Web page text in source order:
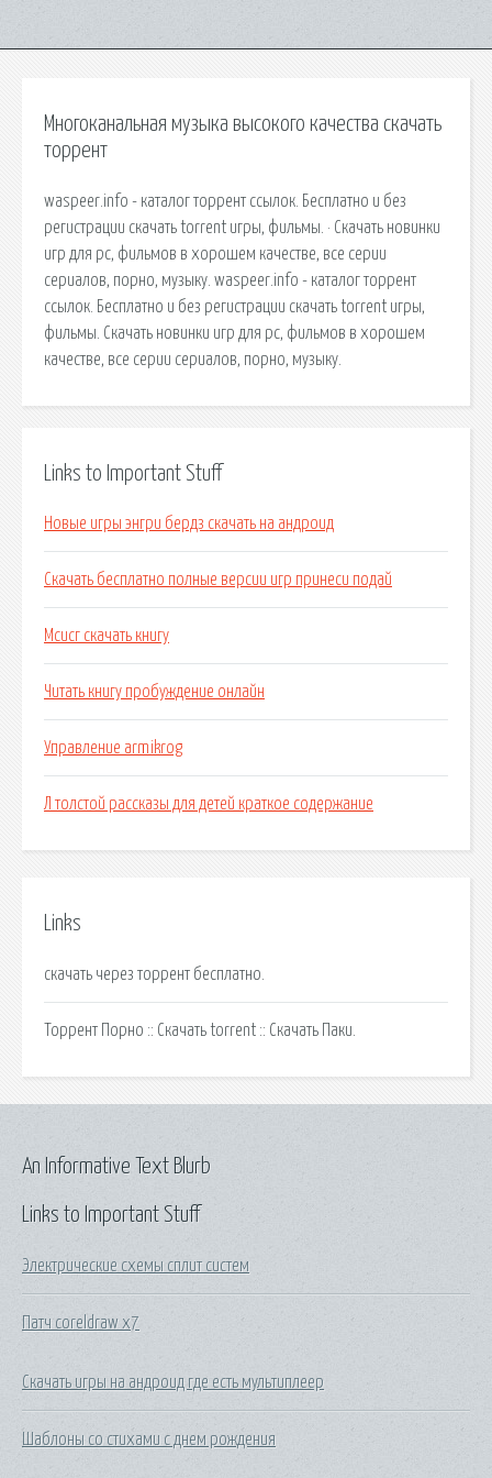
Многоканальная музыка высокого качества скачать
торрент
waspeer.info - каталог торрент ссылок. Бесплатно и без
регистрации скачать torrent игры, фильмы. · Скачать новинки
игр для pc, фильмов в хорошем качестве, все серии
сериалов, порно, музыку. waspeer.info - каталог торрент
ссылок. Бесплатно и без регистрации скачать torrent игры,
фильмы. Скачать новинки игр для pc, фильмов в хорошем
качестве, все серии сериалов, порно, музыку.
Links to Important Stuff
Новые игры энгри бердз скачать на андроид
Скачать бесплатно полные версии игр принеси подай
Мсисг скачать книгу
Читать книгу пробуждение онлайн
Управление armikrog
Л толстой рассказы для детей краткое содержание
Links
скачать через торрент бесплатно.
Торрент Порно :: Скачать torrent :: Скачать Паки.
Links to Important Stuff
Электрические схемы сплит систем
Патч coreldraw x7
Скачать игры на андроид где есть мультиплеер
Шаблоны со стихами с днем рождения
An Informative Text Blurb